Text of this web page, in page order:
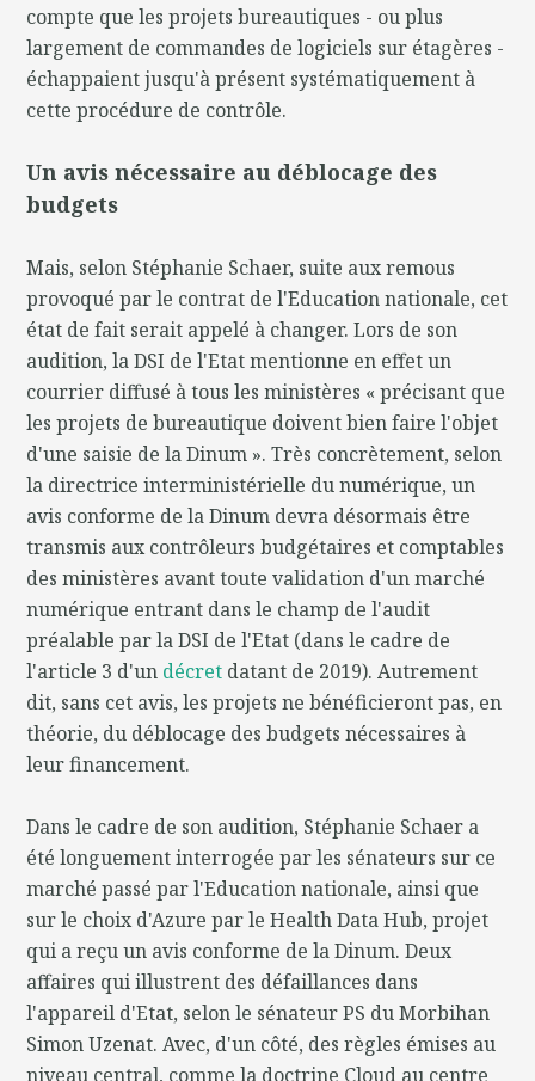
compte que les projets bureautiques - ou plus
largement de commandes de logiciels sur étagères -
échappaient jusqu'à présent systématiquement à
cette procédure de contrôle.
Un avis nécessaire au déblocage des
budgets
Mais, selon Stéphanie Schaer, suite aux remous
provoqué par le contrat de l'Education nationale, cet
état de fait serait appelé à changer. Lors de son
audition, la DSI de l'Etat mentionne en effet un
courrier diffusé à tous les ministères « précisant que
les projets de bureautique doivent bien faire l'objet
d'une saisie de la Dinum ». Très concrètement, selon
la directrice interministérielle du numérique, un
avis conforme de la Dinum devra désormais être
transmis aux contrôleurs budgétaires et comptables
des ministères avant toute validation d'un marché
numérique entrant dans le champ de l'audit
préalable par la DSI de l'Etat (dans le cadre de
l'article 3 d'un décret datant de 2019). Autrement
dit, sans cet avis, les projets ne bénéficieront pas, en
théorie, du déblocage des budgets nécessaires à
leur financement.
Dans le cadre de son audition, Stéphanie Schaer a
été longuement interrogée par les sénateurs sur ce
marché passé par l'Education nationale, ainsi que
sur le choix d'Azure par le Health Data Hub, projet
qui a reçu un avis conforme de la Dinum. Deux
affaires qui illustrent des défaillances dans
l'appareil d'Etat, selon le sénateur PS du Morbihan
Simon Uzenat. Avec, d'un côté, des règles émises au
niveau central, comme la doctrine Cloud au centre